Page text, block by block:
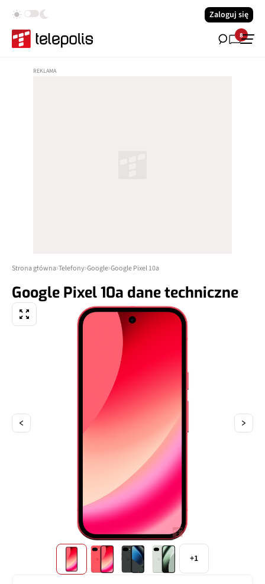
Zaloguj się
8
Strona główna Telefony Google Google Pixel 10a
Google Pixel 10a dane techniczne
+1